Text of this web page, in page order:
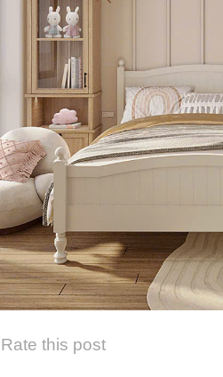
Rate this post